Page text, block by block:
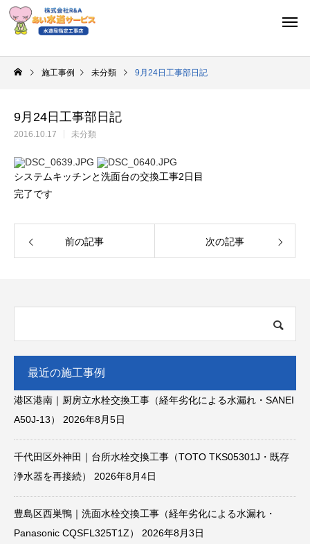
施工事例 未分類 9月24日工事部日記
9月24日工事部日記
2016.10.17 未分類
システムキッチンと洗面台の交換工事2日目
完了です
前の記事 次の記事
最近の施工事例
港区港南｜厨房立水栓交換工事（経年劣化による水漏れ・SANEI
A50J-13）
2026年8月5日
千代田区外神田｜台所水栓交換工事（TOTO TKS05301J・既存
浄水器を再接続）
2026年8月4日
豊島区西巣鴨｜洗面水栓交換工事（経年劣化による水漏れ・
Panasonic CQSFL325T1Z）
2026年8月3日